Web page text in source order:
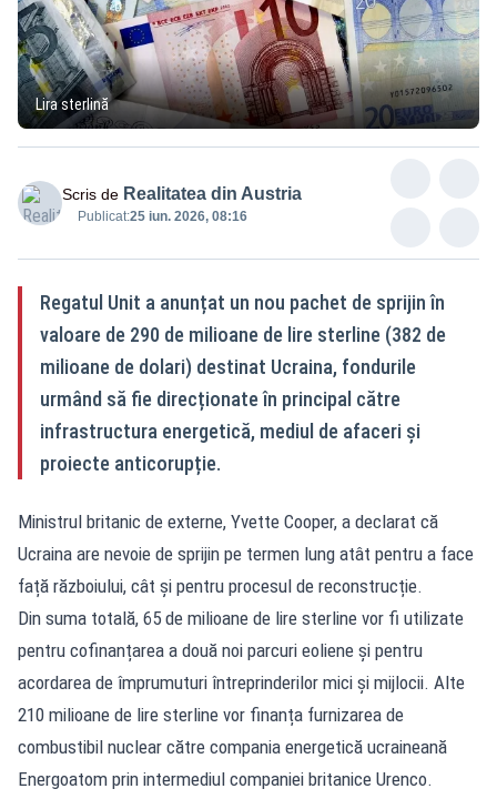
Lira sterlină
Scris de Realitatea din Austria
Publicat:25 iun. 2026, 08:16
Regatul Unit a anunțat un nou pachet de sprijin în
valoare de 290 de milioane de lire sterline (382 de
milioane de dolari) destinat Ucraina, fondurile
urmând să fie direcționate în principal către
infrastructura energetică, mediul de afaceri și
proiecte anticorupție.
Ministrul britanic de externe, Yvette Cooper, a declarat că
Ucraina are nevoie de sprijin pe termen lung atât pentru a face
față războiului, cât și pentru procesul de reconstrucție.
Din suma totală, 65 de milioane de lire sterline vor fi utilizate
pentru cofinanțarea a două noi parcuri eoliene și pentru
acordarea de împrumuturi întreprinderilor mici și mijlocii. Alte
210 milioane de lire sterline vor finanța furnizarea de
combustibil nuclear către compania energetică ucraineană
Energoatom prin intermediul companiei britanice Urenco.